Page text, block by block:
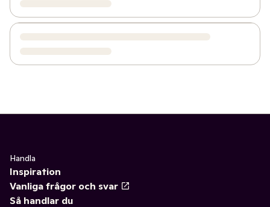
Handla
Inspiration
Vanliga frågor och svar
Så handlar du